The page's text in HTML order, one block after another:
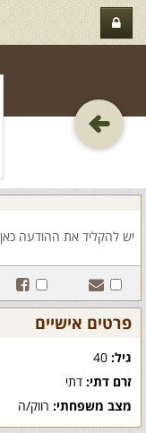
פרטים אישיים
גיל:
זרם דתי: דתי
מצב משפחתי: רווק/ה